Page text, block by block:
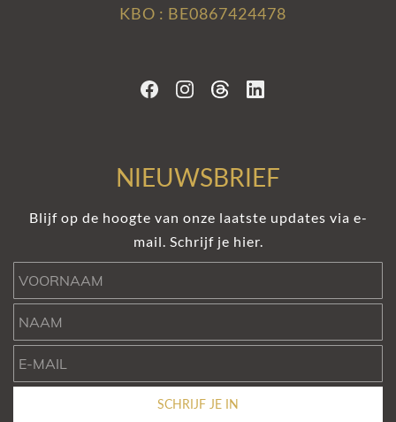
KBO : BE0867424478
NIEUWSBRIEF
Blijf op de hoogte van onze laatste updates via e-
mail. Schrijf je hier.
SCHRIJF JE IN